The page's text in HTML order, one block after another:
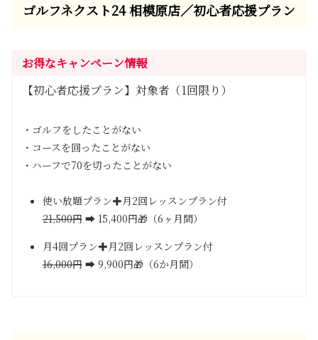
ゴルフネクスト24 相模原店／初心者応援プラン
お得なキャンペーン情報
【初心者応援プラン】対象者（1回限り）
・ゴルフをしたことがない
・コースを回ったことがない
・ハーフで70を切ったことがない
使い放題プラン✚月2回レッスンプラン付
21,500円➡ 15,400円🎁（6ヶ月間）
月4回プラン✚月2回レッスンプラン付
16,000円➡ 9,900円🎁（6か月間）